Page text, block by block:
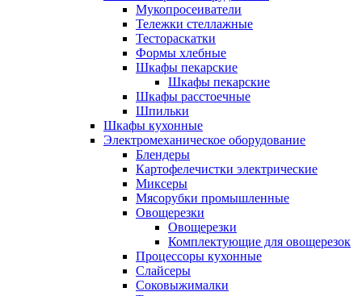
Мукопросеиватели
Тележки стеллажные
Тестораскатки
Формы хлебные
Шкафы пекарские
Шкафы пекарские
Шкафы расстоечные
Шпильки
Шкафы кухонные
Электромеханическое оборудование
Блендеры
Картофелечистки электрические
Миксеры
Мясорубки промышленные
Овощерезки
Овощерезки
Комплектующие для овощерезок
Процессоры кухонные
Слайсеры
Соковыжималки